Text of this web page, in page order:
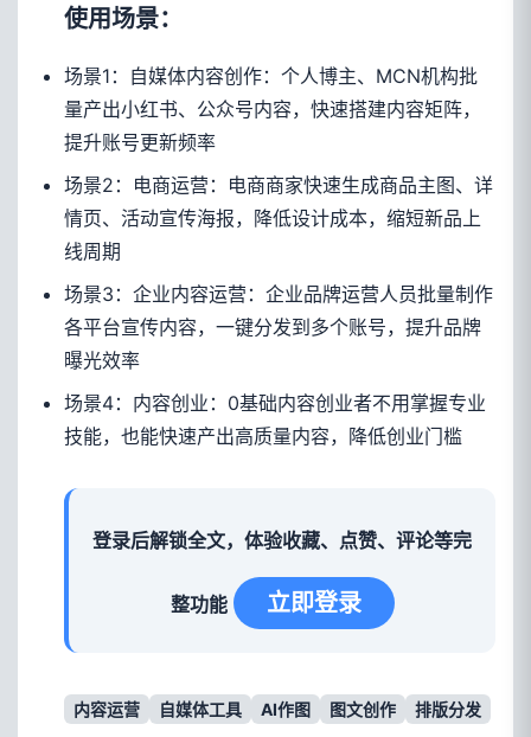
使用场景：
场景1：自媒体内容创作：个人博主、MCN机构批
量产出小红书、公众号内容，快速搭建内容矩阵，
提升账号更新频率
场景2：电商运营：电商商家快速生成商品主图、详
情页、活动宣传海报，降低设计成本，缩短新品上
线周期
场景3：企业内容运营：企业品牌运营人员批量制作
各平台宣传内容，一键分发到多个账号，提升品牌
曝光效率
场景4：内容创业：0基础内容创业者不用掌握专业
技能，也能快速产出高质量内容，降低创业门槛
登录后解锁全文，体验收藏、点赞、评论等完
整功能 立即登录
内容运营 自媒体工具 AI作图 图文创作 排版分发